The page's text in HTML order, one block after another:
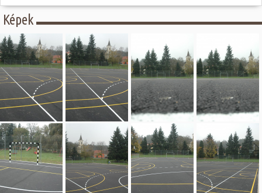
Képek